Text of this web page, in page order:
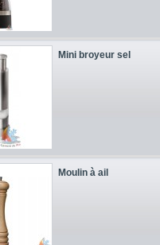
Mini broyeur sel
Moulin à ail